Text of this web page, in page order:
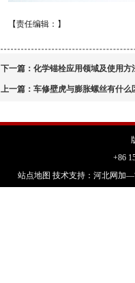
【责任编辑： 】
下一篇： 化学锚栓应用领域及使用方
上一篇： 车修壁虎与膨胀螺丝有什么
+86
站点地图 技术支持： 河北网加—